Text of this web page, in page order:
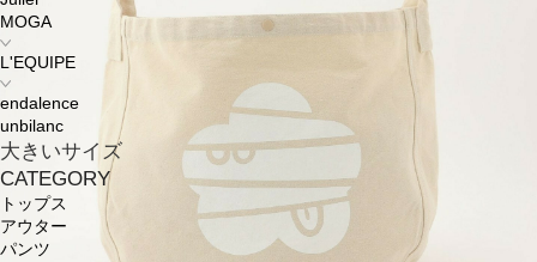
MOGA
L'EQUIPE
endalence
unbilanc
大きいサイズ
CATEGORY
トップス
アウター
パンツ